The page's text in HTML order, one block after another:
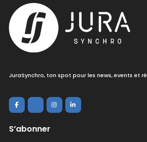
JuraSynchro, ton spot pour les news, events et
S’abonner